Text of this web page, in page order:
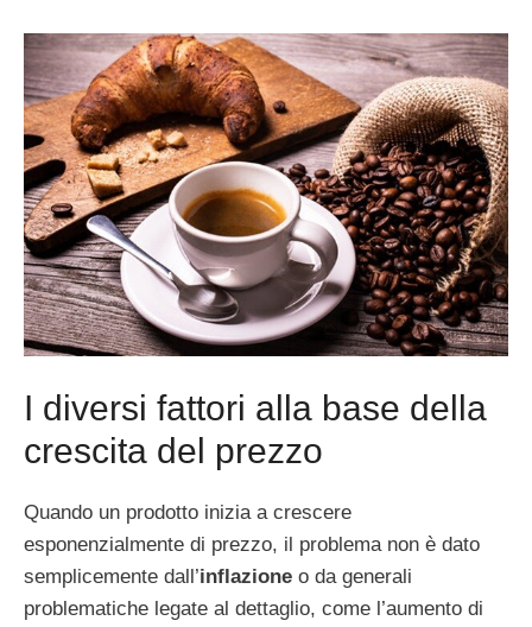
I diversi fattori alla base della
crescita del prezzo
Quando un prodotto inizia a crescere
esponenzialmente di prezzo, il problema non è dato
semplicemente dall’inflazione o da generali
problematiche legate al dettaglio, come l’aumento di